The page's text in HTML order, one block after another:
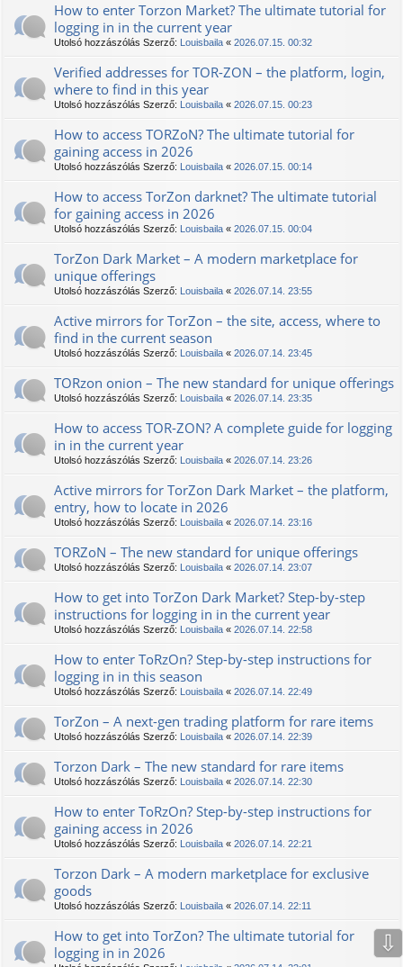
How to enter Torzon Market? The ultimate tutorial for
logging in in the current year
Utolsó hozzászólás Szerző: Louisbaila « 2026.07.15. 00:32
Verified addresses for TOR-ZON – the platform, login,
where to find in this year
Utolsó hozzászólás Szerző: Louisbaila « 2026.07.15. 00:23
How to access TORZoN? The ultimate tutorial for
gaining access in 2026
Utolsó hozzászólás Szerző: Louisbaila « 2026.07.15. 00:14
How to access TorZon darknet? The ultimate tutorial
for gaining access in 2026
Utolsó hozzászólás Szerző: Louisbaila « 2026.07.15. 00:04
TorZon Dark Market – A modern marketplace for
unique offerings
Utolsó hozzászólás Szerző: Louisbaila « 2026.07.14. 23:55
Active mirrors for TorZon – the site, access, where to
find in the current season
Utolsó hozzászólás Szerző: Louisbaila « 2026.07.14. 23:45
TORzon onion – The new standard for unique offerings
Utolsó hozzászólás Szerző: Louisbaila « 2026.07.14. 23:35
How to access TOR-ZON? A complete guide for logging
in in the current year
Utolsó hozzászólás Szerző: Louisbaila « 2026.07.14. 23:26
Active mirrors for TorZon Dark Market – the platform,
entry, how to locate in 2026
Utolsó hozzászólás Szerző: Louisbaila « 2026.07.14. 23:16
TORZoN – The new standard for unique offerings
Utolsó hozzászólás Szerző: Louisbaila « 2026.07.14. 23:07
How to get into TorZon Dark Market? Step-by-step
instructions for logging in in the current year
Utolsó hozzászólás Szerző: Louisbaila « 2026.07.14. 22:58
How to enter TоRzOn? Step-by-step instructions for
logging in in this season
Utolsó hozzászólás Szerző: Louisbaila « 2026.07.14. 22:49
TorZon – A next-gen trading platform for rare items
Utolsó hozzászólás Szerző: Louisbaila « 2026.07.14. 22:39
Torzon Dark – The new standard for rare items
Utolsó hozzászólás Szerző: Louisbaila « 2026.07.14. 22:30
How to enter TоRzOn? Step-by-step instructions for
gaining access in 2026
Utolsó hozzászólás Szerző: Louisbaila « 2026.07.14. 22:21
Torzon Dark – A modern marketplace for exclusive
goods
Utolsó hozzászólás Szerző: Louisbaila « 2026.07.14. 22:11
How to get into TorZon? The ultimate tutorial for
logging in in 2026
⇩